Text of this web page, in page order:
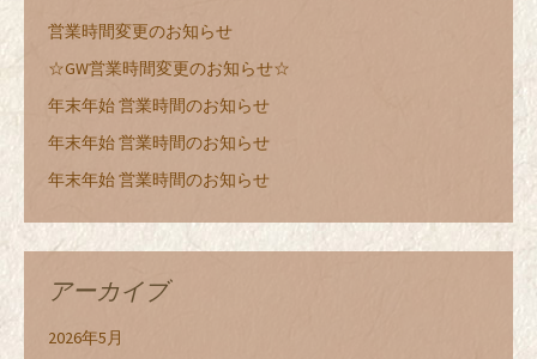
営業時間変更のお知らせ
☆GW営業時間変更のお知らせ☆
年末年始 営業時間のお知らせ
年末年始 営業時間のお知らせ
年末年始 営業時間のお知らせ
アーカイブ
2026年5月